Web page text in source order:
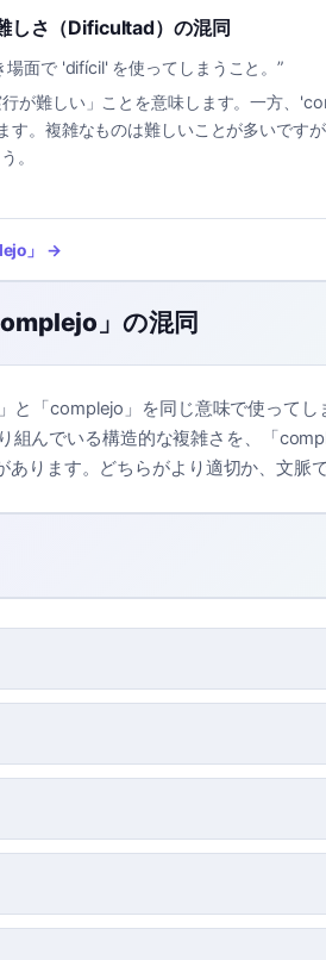
しさ（Dificultad）の混同
面で 'difícil' を使ってしまうこと。”
が難しい」ことを意味します。一方、
す。複雑なものは難しいことが多いです
。
」 →
」の混同
と「complejo」を同じ意味で使ってし
組んでいる構造的な複雑さを、「
ります。どちらがより適切か、文脈